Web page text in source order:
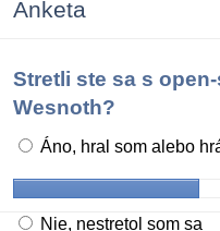
Anketa
Stretli ste sa s
Wesnoth?
Áno, hral som alebo
Nie, nestretol som sa